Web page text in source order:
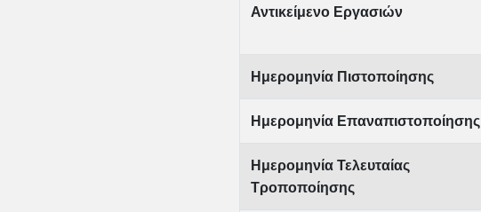
Αντικείμενο Εργασιών
Ημερομηνία Πιστοποίησης
Ημερομηνία Επαναπιστοποίησης
Ημερομηνία Τελευταίας
Τροποποίησης